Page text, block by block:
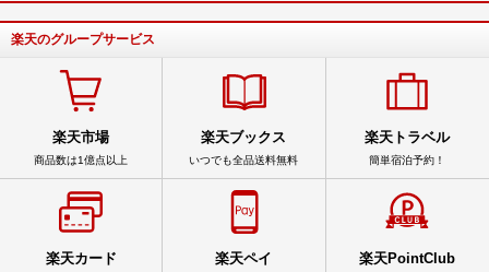
楽天のグループサービス
楽天市場
商品数は1億点以上
楽天ブックス
いつでも全品送料無料
楽天トラベル
簡単宿泊予約！
楽天カード 楽天ペイ 楽天PointClub